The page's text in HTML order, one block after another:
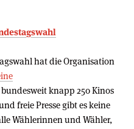
hat die Organisation
knapp 250 Kinos
freie Presse gibt es keine
Wählerinnen und Wähler,